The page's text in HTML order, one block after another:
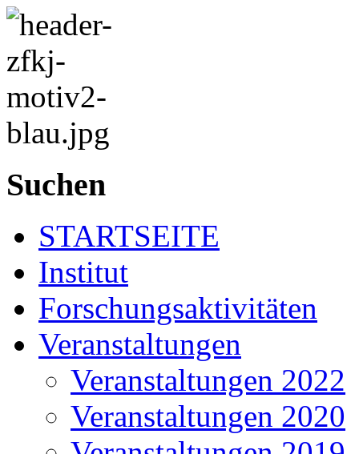
Suchen
STARTSEITE
Institut
Forschungsaktivitäten
Veranstaltungen
Veranstaltungen 2022
Veranstaltungen 2020